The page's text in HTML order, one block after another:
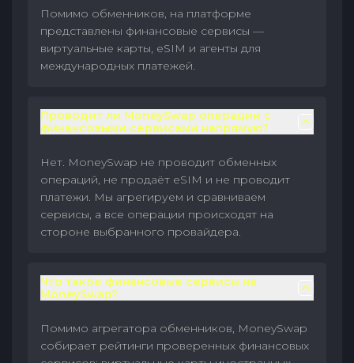
Помимо обменников, на платформе
представлены финансовые сервисы —
виртуальные карты, eSIM и агенты для
международных платежей.
Проводит ли MoneySwap операции с
финансовыми сервисами напрямую?
Нет. MoneySwap не проводит обменных
операций, не продаёт eSIM и не проводит
платежи. Мы агрегируем и сравниваем
сервисы, а все операции происходят на
стороне выбранного провайдера.
Что такое финансовые сервисы на
MoneySwap?
Помимо агрегатора обменников, MoneySwap
собирает рейтинги проверенных финансовых